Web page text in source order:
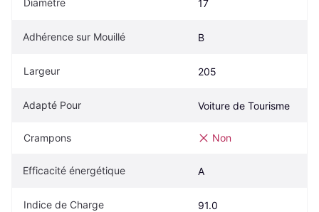
17
Adhérence sur Mouillé B
Largeur 205
Adapté Pour Voiture de Tourisme
Crampons Non
Efficacité énergétique A
Indice de Charge 91.0